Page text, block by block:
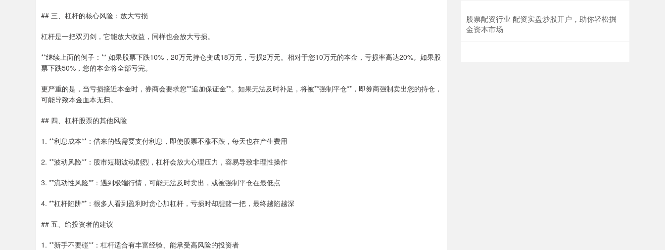
## 三、杠杆的核心风险：放大亏损
杠杆是一把双刃剑，它能放大收益，同样也会放大亏损。
**继续上面的例子：** 如果股票下跌10%，20万元持仓变成18万元，亏损2万元。相对于您10万元的本金，亏损率高达20%。如果股
票下跌50%，您的本金将全部亏完。
更严重的是，当亏损接近本金时，券商会要求您**追加保证金**。如果无法及时补足，将被**强制平仓**，即券商强制卖出您的持仓，
可能导致本金血本无归。
## 四、杠杆股票的其他风险
1. **利息成本**：借来的钱需要支付利息，即使股票不涨不跌，每天也在产生费用
2. **波动风险**：股市短期波动剧烈，杠杆会放大心理压力，容易导致非理性操作
3. **流动性风险**：遇到极端行情，可能无法及时卖出，或被强制平仓在最低点
4. **杠杆陷阱**：很多人看到盈利时贪心加杠杆，亏损时却想赌一把，最终越陷越深
## 五、给投资者的建议
1. **新手不要碰**：杠杆适合有丰富经验、能承受高风险的投资者
股票配资行业 配资实盘炒股开户，助你轻松掘
金资本市场